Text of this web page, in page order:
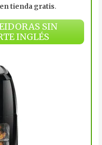
tienda gratis.
SIN
INGLÉS